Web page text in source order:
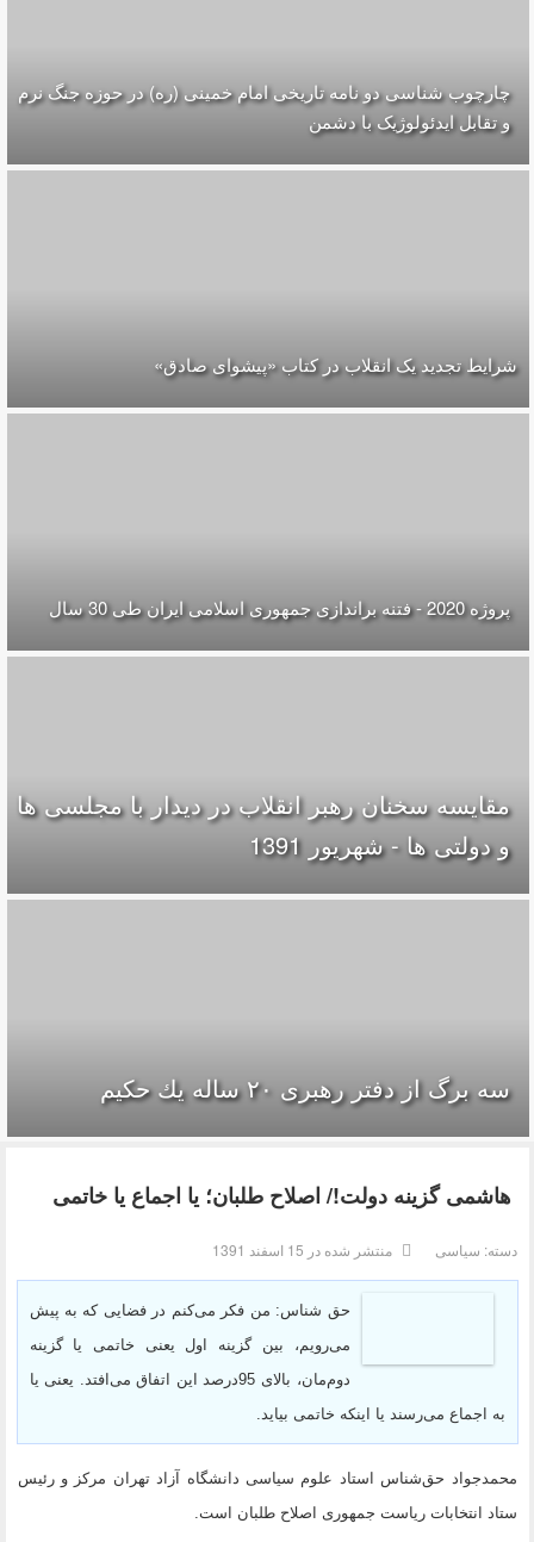
چارچوب شناسی دو نامه تاریخی امام خمینی (ره) در حوزه جنگ نرم
و تقابل ایدئولوژیک با دشمن
شرایط تجدید یک انقلاب در کتاب «پیشوای صادق»
پروژه 2020 - فتنه براندازی جمهوری اسلامی ایران طی 30 سال
مقایسه سخنان رهبر انقلاب در دیدار با مجلسی ها
و دولتی ها - شهریور 1391
سه برگ از دفتر رهبرى ۲۰ ساله يك حكيم
هاشمی گزینه دولت!/ اصلاح طلبان؛ یا اجماع یا خاتمی
دسته: سیاسی منتشر شده در 15 اسفند 1391
حق شناس: من فکر می‌کنم در فضایی که به پیش
می‌رویم، بین گزینه اول یعنی خاتمی یا گزینه
دوم‌مان، بالای 95درصد این اتفاق می‌افتد. یعنی یا
به اجماع می‌رسند یا اینکه خاتمی بیاید.
محمدجواد حق‌شناس استاد علوم سیاسی دانشگاه آزاد تهران مرکز و رئیس
ستاد انتخابات ریاست جمهوری اصلاح طلبان است.